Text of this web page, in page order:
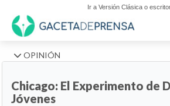
Ir a Versión Clásica o
OPINIÓN
Chicago: El Experimento de
Jóvenes